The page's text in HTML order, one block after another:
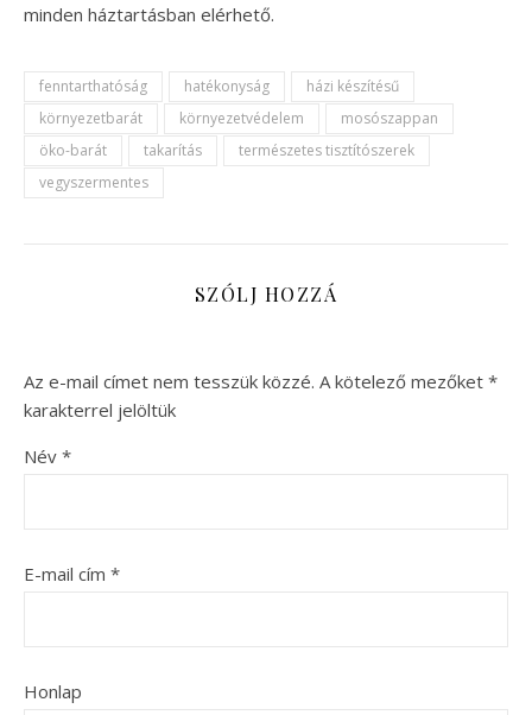
minden háztartásban elérhető.
fenntarthatóság hatékonyság
házi készítésű
környezetbarát
környezetvédelem
mosószappan
öko-barát
takarítás
természetes tisztítószerek
vegyszermentes
SZÓLJ HOZZÁ
Az e-mail címet nem tesszük közzé. A kötelező mezőket *
karakterrel jelöltük
Név *
E-mail cím *
Honlap